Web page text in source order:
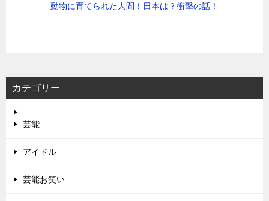
動物に育てられた人間！日本は？衝撃の話！
カテゴリー
芸能
アイドル
芸能お笑い